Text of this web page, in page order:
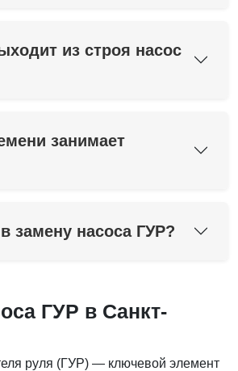
из строя насос
занимает
замену насоса ГУР?
ГУР в Санкт-
руля (ГУР) — ключевой элемент